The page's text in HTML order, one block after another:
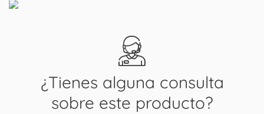
¿Tienes alguna consulta
sobre este producto?